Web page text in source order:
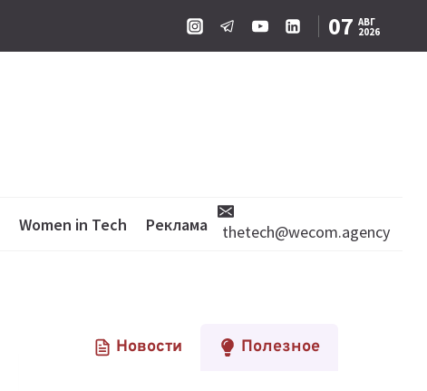
07 АВГ
2026
Women in Tech Реклама thetech@wecom.agency
Новости Полезное